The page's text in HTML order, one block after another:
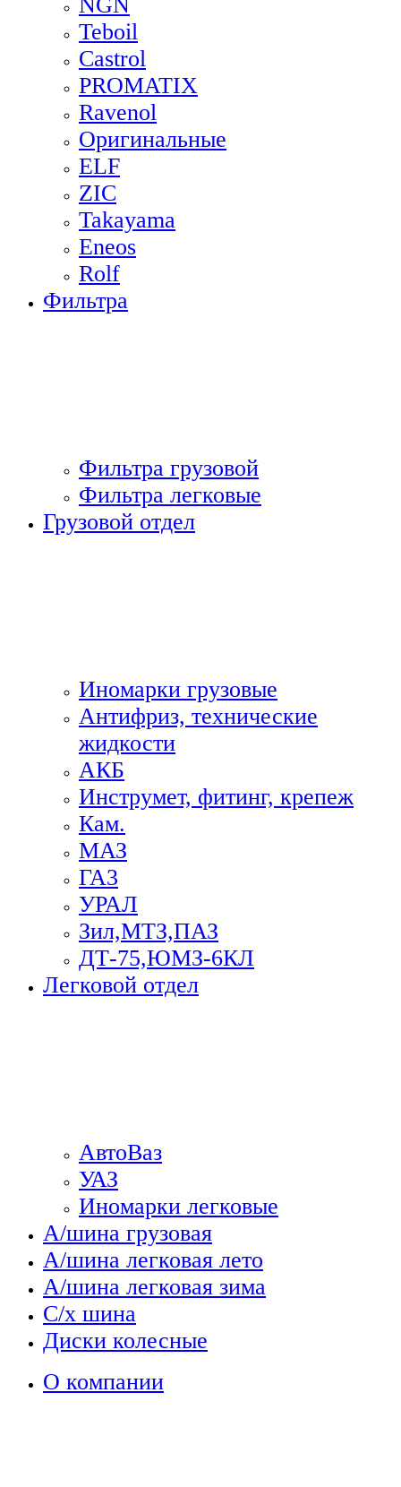
Teboil
Castrol
PROMATIX
Ravenol
Оригинальные
ELF
ZIC
Takayama
Eneos
Rolf
Фильтра
Фильтра грузовой
Фильтра легковые
Грузовой отдел
Иномарки грузовые
Антифриз, технические
жидкости
АКБ
Инструмет, фитинг, крепеж
Кам.
МАЗ
ГА3
УРАЛ
Зил,МТЗ,ПАЗ
ДТ-75,ЮМЗ-6КЛ
Легковой отдел
АвтоВаз
УАЗ
Иномарки легковые
А/шина грузовая
А/шина легковая лето
А/шина легковая зима
С/х шина
Диски колесные
О компании